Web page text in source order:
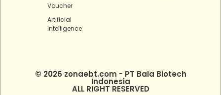
Voucher
Artificial
Intelligence
© 2026 zonaebt.com - PT Bala Biotech
Indonesia
ALL RIGHT RESERVED